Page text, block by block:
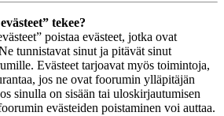
tekee?
poistaa evästeet, jotka ovat
tunnistavat sinut ja pitävät sinut
Evästeet tarjoavat myös toimintoja,
jos ne ovat foorumin ylläpitäjän
sinulla on sisään tai uloskirjautumisen
evästeiden poistaminen voi auttaa.